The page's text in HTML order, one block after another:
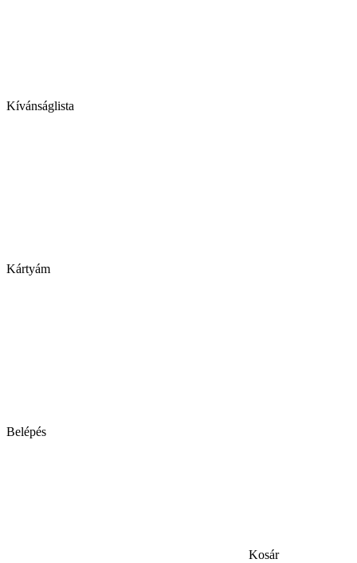
Kívánságlista
Kártyám
Belépés
Kosár